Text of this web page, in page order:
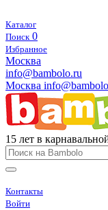
Каталог
Поиск 0
Избранное
Москва
info@bambolo.ru
Москва
15 лет в
Контакты
Войти